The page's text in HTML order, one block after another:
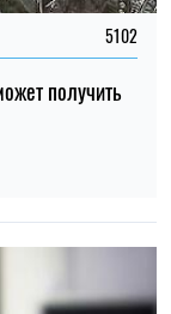
5102
получить